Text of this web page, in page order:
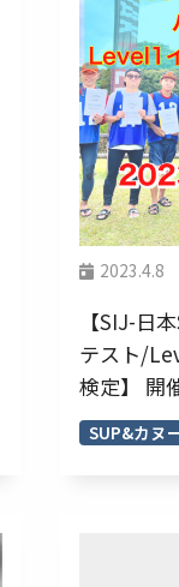
2023.4.8
【SIJ-日
テスト/
検定】 開
SUP&カヌ